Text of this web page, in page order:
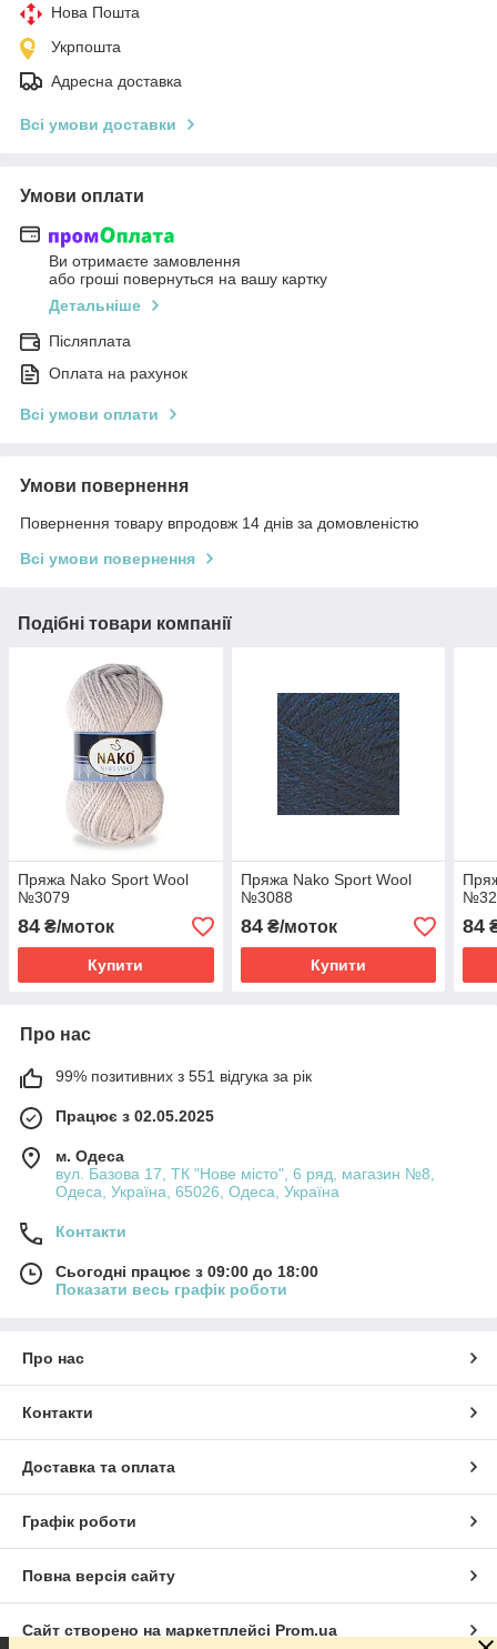
Нова Пошта
Укрпошта
Адресна доставка
Всі умови доставки
Умови оплати
Ви отримаєте замовлення
або гроші повернуться на вашу картку
Детальніше
Післяплата
Оплата на рахунок
Всі умови оплати
Умови повернення
Повернення товару впродовж 14 днів за домовленістю
Всі умови повернення
Подібні товари компанії
Пряжа Nako Sport Wool
№3079
84 ₴/моток
Купити
Пряжа Nako Sport Wool
№3088
84₴/моток
Купити
84
Про нас
99% позитивних з 551 відгука за рік
Працює з 02.05.2025
м. Одеса
вул. Базова 17, ТК "Нове місто", 6 ряд, магазин №8,
Одеса, Україна, 65026, Одеса, Україна
Контакти
Сьогодні працює з 09:00 до 18:00
Показати весь графік роботи
Про нас
Контакти
Доставка та оплата
Графік роботи
Повна версія сайту
Сайт створено на маркетплейсі Prom.ua